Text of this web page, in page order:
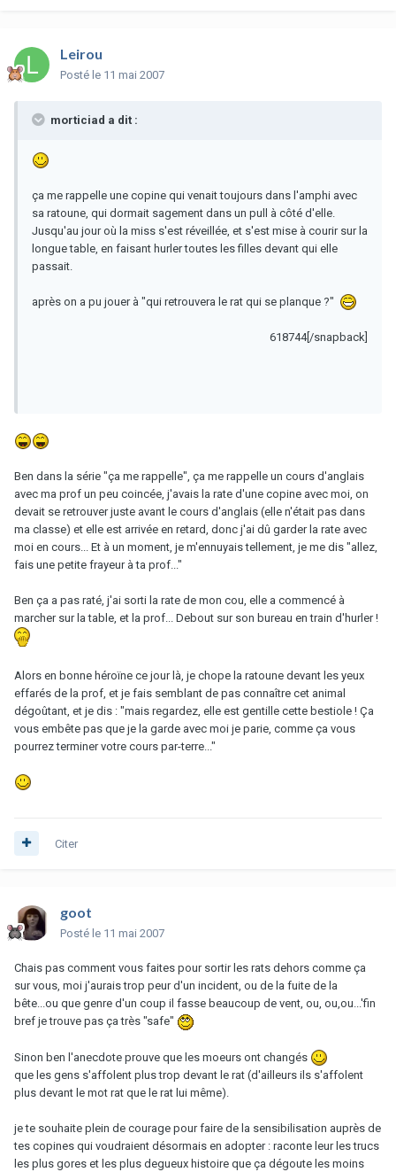
Leirou
Posté le 11 mai 2007
morticiad a dit :
ça me rappelle une copine qui venait toujours dans l'amphi avec
sa ratoune, qui dormait sagement dans un pull à côté d'elle.
Jusqu'au jour où la miss s'est réveillée, et s'est mise à courir sur la
longue table, en faisant hurler toutes les filles devant qui elle
passait.
après on a pu jouer à "qui retrouvera le rat qui se planque ?"
618744[/snapback]
Ben dans la série "ça me rappelle", ça me rappelle un cours d'anglais
avec ma prof un peu coincée, j'avais la rate d'une copine avec moi, on
devait se retrouver juste avant le cours d'anglais (elle n'était pas dans
ma classe) et elle est arrivée en retard, donc j'ai dû garder la rate avec
moi en cours... Et à un moment, je m'ennuyais tellement, je me dis "allez,
fais une petite frayeur à ta prof..."
Ben ça a pas raté, j'ai sorti la rate de mon cou, elle a commencé à
marcher sur la table, et la prof... Debout sur son bureau en train d'hurler !
Alors en bonne héroïne ce jour là, je chope la ratoune devant les yeux
effarés de la prof, et je fais semblant de pas connaître cet animal
dégoûtant, et je dis : "mais regardez, elle est gentille cette bestiole ! Ça
vous embête pas que je la garde avec moi je parie, comme ça vous
pourrez terminer votre cours par-terre..."
Citer
goot
Posté le 11 mai 2007
Chais pas comment vous faites pour sortir les rats dehors comme ça
sur vous, moi j'aurais trop peur d'un incident, ou de la fuite de la
bête...ou que genre d'un coup il fasse beaucoup de vent, ou, ou,ou...'fin
bref je trouve pas ça très "safe"
Sinon ben l'anecdote prouve que les moeurs ont changés
que les gens s'affolent plus trop devant le rat (d'ailleurs ils s'affolent
plus devant le mot rat que le rat lui même).
je te souhaite plein de courage pour faire de la sensibilisation auprès de
tes copines qui voudraient désormais en adopter : raconte leur les trucs
les plus gores et les plus degueux histoire que ça dégoute les moins